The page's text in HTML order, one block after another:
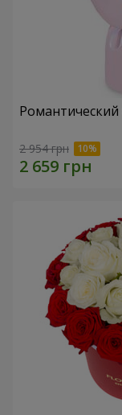
2 954 грн